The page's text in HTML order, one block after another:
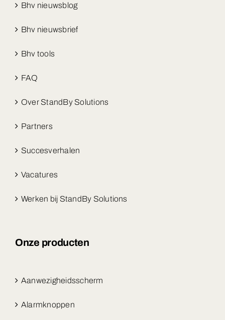
Bhv nieuwsblog
Bhv nieuwsbrief
Bhv tools
FAQ
Over StandBy Solutions
Partners
Succesverhalen
Vacatures
Werken bij StandBy Solutions
Onze producten
Aanwezigheidsscherm
Alarmknoppen